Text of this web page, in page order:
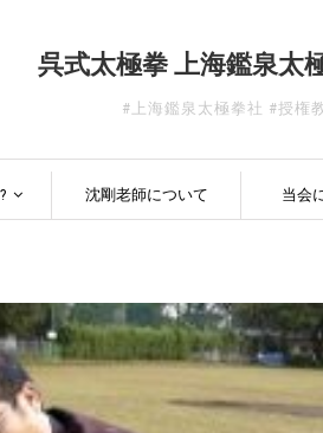
呉式太極拳 上海鑑泉太
#上海鑑泉太極拳社 #授権
沈剛老師について 当会